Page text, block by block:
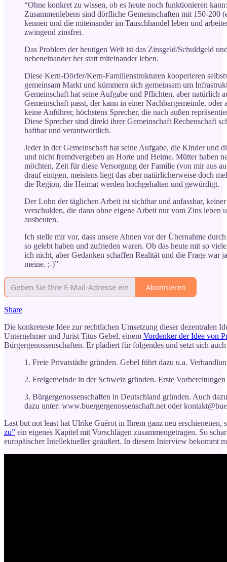
“Ohne konkret zu wissen, ob es heute noch funktionieren
Zusammenlebens sind dörfliche Gemeinschaften mit 150-200
kennen und die miteinander im Tauschhandel leben und
zwingend zinsfrei.
Das Problem der heutigen Welt ist das Zinsgeld/Schuldgeld
nebeneinander her statt miteinander leben.
Diese Kern-Dörfer/Kern-Familienstrukturen kooperieren
gemeinsam Markt und kümmern sich gemeinsam um
Gemeinschaft hat seine Aufgabe und Pflichten, aber natürlich
Gemeinschaft passt, der kann in einer Nachbargemeinde,
keine Anführer, höchstens Sprecher, die nach außen
Diese Sprecher sind direkt ihrer Gemeinschaft Rechenschaft
haftbar und verantwortlich.
Jeder in der Gemeinschaft hat seine Aufgabe, die Kinder und
und nicht fremdvergeben an Horte und Heime. Mütter haben
möchten, Zeit für diese Versorgung der Familie (von mir aus
drauf einigen, meistens liegt das aber natürlicherweise doch
die Region, die Heimat werden hochgehalten und gewürdigt.
Der Lohn der täglichen Arbeit ist sichtbar und anfassbar,
verschulden, die dann ohne eigene Arbeit nur vom Zins leben
ausbeuten.
Ich stelle mir vor, dass unsere Ahnen vor der Übernahme
so gelebt haben und zufrieden waren. Ob das heute mit so
ich nicht, aber Gedanken schaffen Realität und die Frage war
meine. ;-)”
Abonnieren
Share
Die konkreteste Idee zur rechtlichen Umsetzung dieser dezentralen
Unternehmer und Jurist Titus Gebel, einem Vordenker der Idee von
Bürgergenossenschaften. Er plädiert für folgendes und setzt sich
1. Freie Privatstädte gründen. Gebel führt dazu u.a.
2. Freigemeinde in der Schweiz gründen. Erste
3. Bürgergenossenschaften in Deutschland gründen. Auch
dazu unter: www.buergergenossenschaft.net oder
Last but not least hat Ulrike Guérot in Ihrem ganz neu erschienenen,
zu” ein eigenes Kapitel mit Vorschlägen zusammengetragen. So
europäischer Intellektueller geäußert. In diesem Interview bekommt